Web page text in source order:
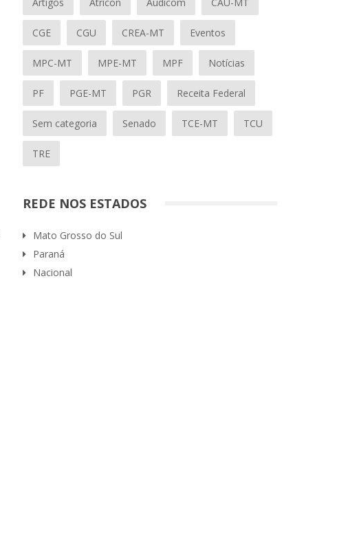
CGE CGU CREA-MT Eventos
MPC-MT MPE-MT MPF Notícias
PF PGE-MT PGR Receita Federal
Sem categoria Senado TCE-MT TCU
TRE
REDE NOS ESTADOS
Mato Grosso do Sul
Paraná
Nacional